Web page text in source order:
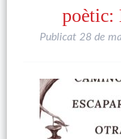
poètic:
Publicat 28 de